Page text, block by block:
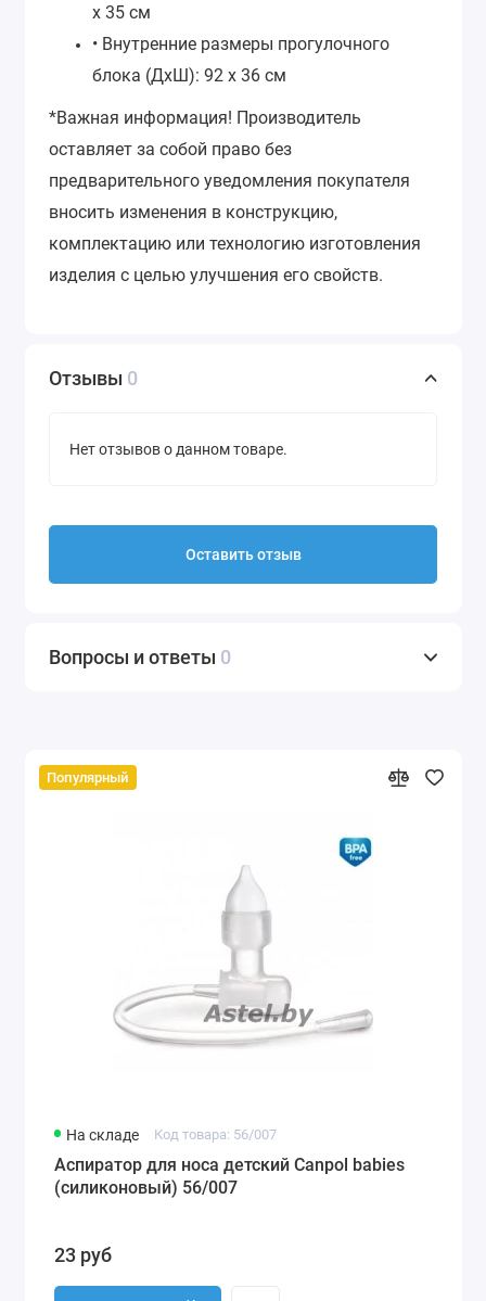
х 35 см
• Внутренние размеры прогулочного
блока (ДхШ): 92 х 36 см
*Важная информация! Производитель
оставляет за собой право без
предварительного уведомления покупателя
вносить изменения в конструкцию,
комплектацию или технологию изготовления
изделия с целью улучшения его свойств.
Отзывы 0
Нет отзывов о данном товаре.
Оставить отзыв
Вопросы и ответы 0
Популярный
На складе Код товара: 56/007
Аспиратор для носа детский Canpol babies
(силиконовый) 56/007
23 руб